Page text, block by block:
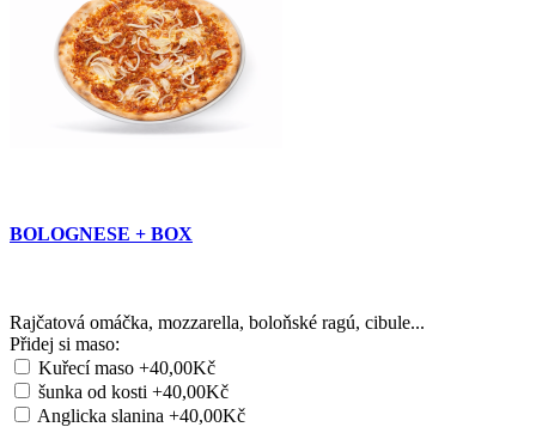
BOLOGNESE + BOX
Rajčatová omáčka, mozzarella, boloňské ragú, cibule...
Přidej si maso:
Kuřecí maso +40,00Kč
šunka od kosti +40,00Kč
Anglicka slanina +40,00Kč